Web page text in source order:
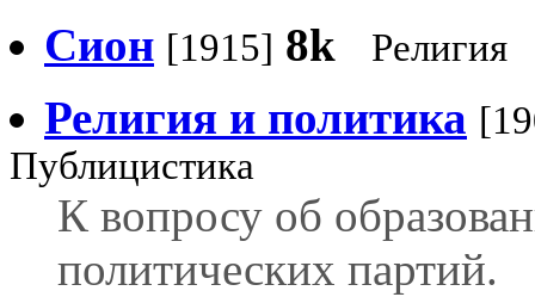
Сион [1915] 8k Религия
Религия и политика
Публицистика
К вопросу об
политических партий.